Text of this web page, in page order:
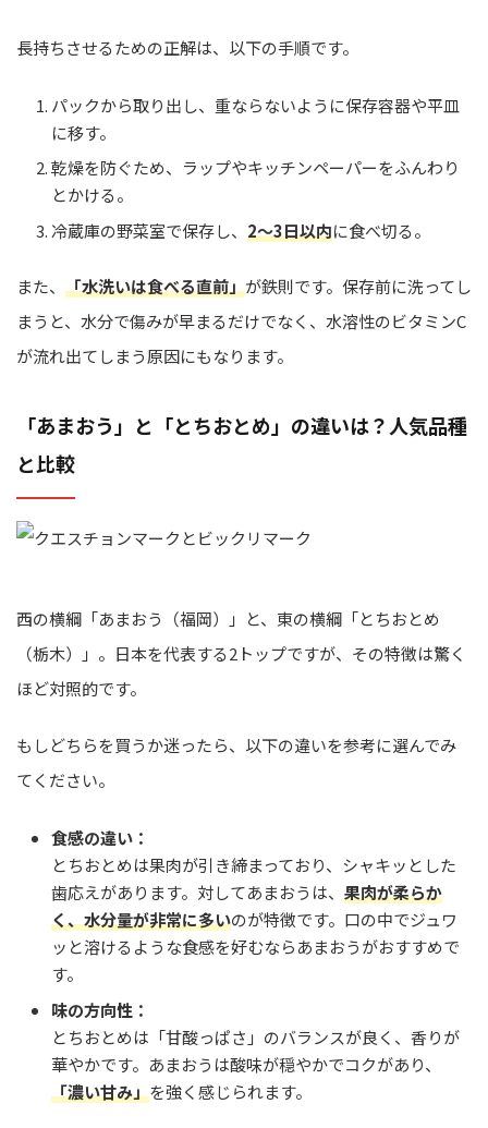
長持ちさせるための正解は、以下の手順です。
パックから取り出し、重ならないように保存容器や平皿
に移す。
乾燥を防ぐため、ラップやキッチンペーパーをふんわり
とかける。
冷蔵庫の野菜室で保存し、 2〜3日以内に食べ切る。
また、 「水洗いは食べる直前」が鉄則です。保存前に洗ってし
まうと、水分で傷みが早まるだけでなく、水溶性のビタミンC
が流れ出てしまう原因にもなります。
「あまおう」と「とちおとめ」の違いは？人気品種
と比較
西の横綱「あまおう（福岡）」と、東の横綱「とちおとめ
（栃木）」。日本を代表する2トップですが、その特徴は驚く
ほど対照的です。
もしどちらを買うか迷ったら、以下の違いを参考に選んでみ
てください。
食感の違い：
とちおとめは果肉が引き締まっており、シャキッとした
歯応えがあります。対してあまおうは、 果肉が柔らか
く、水分量が非常に多いのが特徴です。口の中でジュワ
ッと溶けるような食感を好むならあまおうがおすすめで
す。
味の方向性：
とちおとめは「甘酸っぱさ」のバランスが良く、香りが
華やかです。あまおうは酸味が穏やかでコクがあり、
「濃い甘み」を強く感じられます。